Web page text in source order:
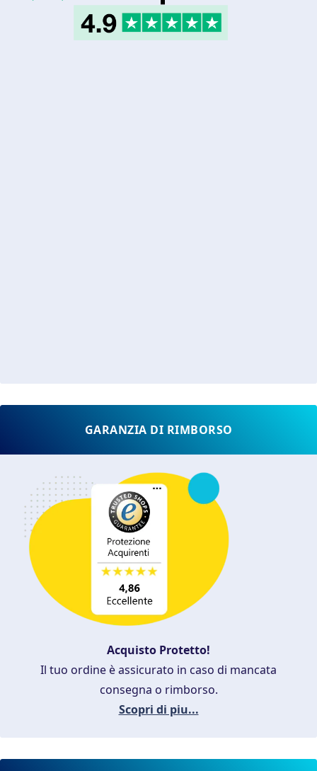
GARANZIA DI RIMBORSO
Acquisto Protetto!
Il tuo ordine è assicurato in caso di mancata
consegna o rimborso.
Scopri di piu...